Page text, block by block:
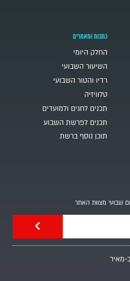
כתבות ומאמרים
החלק היומי
השיעור השבועי
רדיו והטור השבועי
טלוויזיה
תכנים לחגים ולמועדים
תכנים לפרשת השבוע
תוכן נוסף ברשת
שבועי מצוות האתר
מאיר